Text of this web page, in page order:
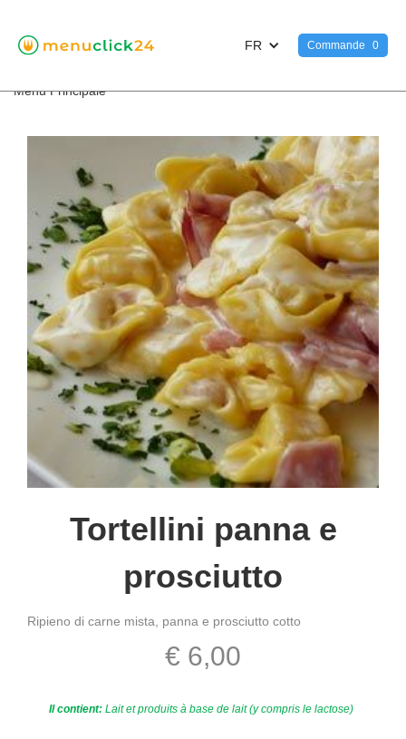
FR Commande 0
Menu Principale
Tortellini panna e
prosciutto
Ripieno di carne mista, panna e prosciutto cotto
€ 6,00
Il contient: Lait et produits à base de lait (y compris le lactose)